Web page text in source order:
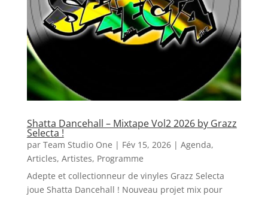
Shatta Dancehall – Mixtape Vol2 2026 by Grazz
Selecta !
par Team Studio One | Fév 15, 2026| Agenda,
Articles, Artistes, Programme
Adepte et collectionneur de vinyles Grazz Selecta
joue Shatta Dancehall ! Nouveau projet mix pour